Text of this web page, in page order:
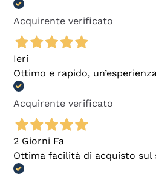
Acquirente verificato
Ieri
Ottimo e rapido,
Acquirente verificato
2 Giorni Fa
Ottima facilità di acquisto sul